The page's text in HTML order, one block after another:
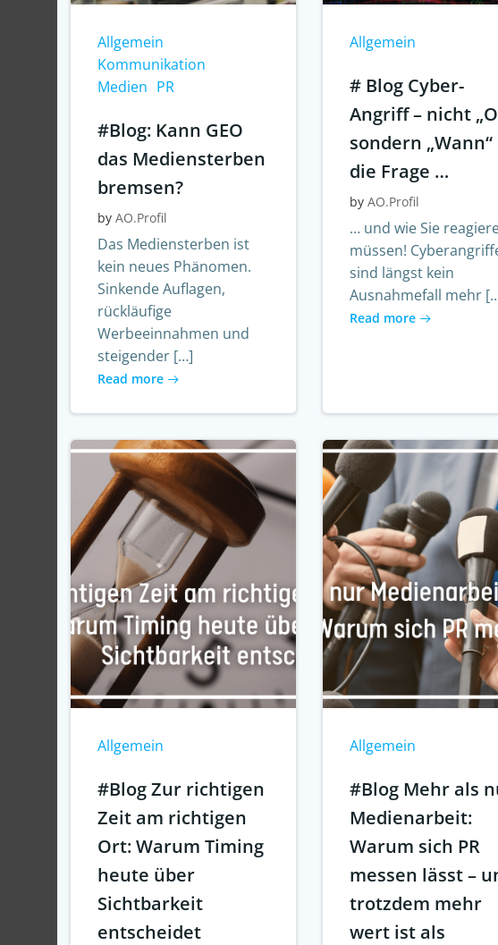
Allgemein
Kommunikation
Medien PR
#Blog: Kann GEO
das Mediensterben
bremsen?
by AO.Profil
Das Mediensterben ist
kein neues Phänomen.
Sinkende Auflagen,
rückläufige
Werbeeinnahmen und
steigender […]
Read more
Allgemein
# Blog Cyber-
Angriff – nicht
sondern
die Frage …
by AO.Profil
… und wie Sie
müssen!
sind längst kein
Ausnahmefall mehr
Read more
Allgemein
#Blog Zur richtigen
Zeit am richtigen
Ort: Warum Timing
heute über
Sichtbarkeit
entscheidet
Allgemein
#Blog Mehr als
Medienarbeit:
Warum sich PR
messen lässt –
trotzdem mehr
wert ist als